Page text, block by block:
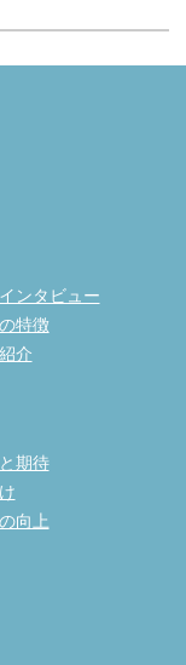
ンタビュー
特徴
介
期待
向上